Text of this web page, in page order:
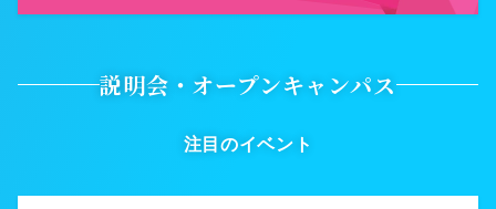
説明会・オープンキャンパス
注目のイベント